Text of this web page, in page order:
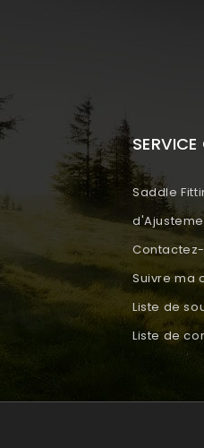
SERVICE
Saddle
Suivre ma
Liste de
Liste de